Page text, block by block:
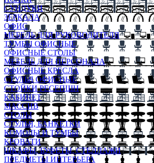
СУНДУКИ
ЗЕРКАЛА
ОФИС
МЕБЕЛЬ ДЛЯ РУКОВОДИТЕЛЯ
ТУМБЫ ОФИСНЫЕ
ОФИСНЫЕ СТОЛЫ
МЕБЕЛЬ ДЛЯ ПЕРСОНАЛА
ОФИСНЫЕ КРЕСЛА
СТУЛЬЯ ОФИСНЫЕ
СТОЙКИ РЕСЕПШН
КАБИНЕТ
МАССИВ
СТОЛЫ
СТУЛЬЯ, БАНКЕТКИ
КОМОДЫ И ТУМБЫ
КРОВАТИ
ШКАФЫ, БУФЕТЫ, СТЕЛЛАЖИ
ПРЕДМЕТЫ ИНТЕРЬЕРА